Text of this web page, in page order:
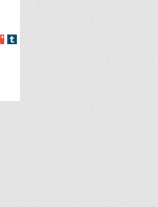
Compartir
Compartir